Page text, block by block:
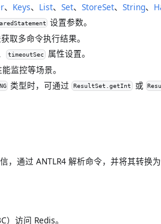
、 Keys、 List、 Set、 StoreSet、 String、
设置参数。
取多命令执行结果。
timeoutSec 属性设置。
监控等场景。
类型时，可通过 ResultSet.getInt 或
通过 ANTLR4 解析命令，并将其转换为
）访问 Redis。